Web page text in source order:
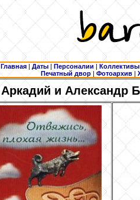
Главная | Даты | Персоналии | Коллективы
Печатный двор | Фотоархив |
Аркадий и Александр